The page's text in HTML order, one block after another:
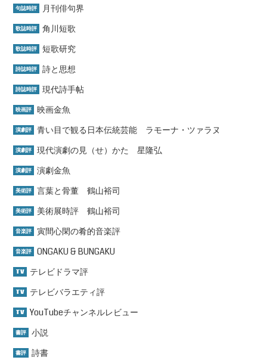
句誌時評 月刊俳句界
歌誌時評 角川短歌
歌誌時評 短歌研究
詩誌時評 詩と思想
詩誌時評 現代詩手帖
映画評 映画金魚
演劇評 青い目で観る日本伝統芸能 ラモーナ・ツァラヌ
演劇評 現代演劇の見（せ）かた 星隆弘
演劇評 演劇金魚
美術評 言葉と骨董 鶴山裕司
美術評 美術展時評 鶴山裕司
音楽評 寅間心閑の肴的音楽評
音楽評 ONGAKU & BUNGAKU
TV テレビドラマ評
TV テレビバラエティ評
TV YouTubeチャンネルレビュー
書評 小説
書評 詩書